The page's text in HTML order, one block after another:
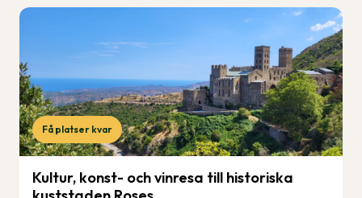
Få platser kvar
Kultur, konst- och vinresa till historiska